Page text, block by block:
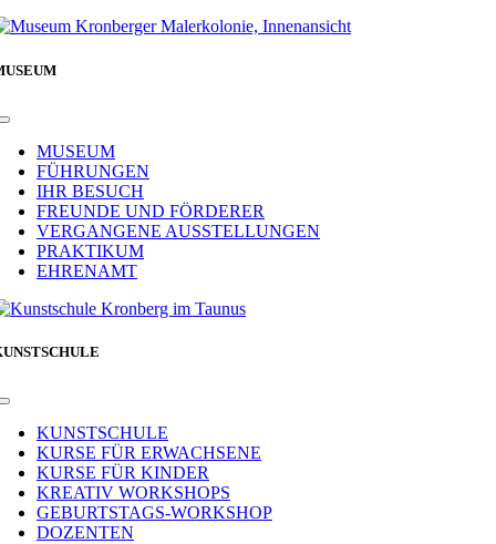
Toggle
NavigationMUSEUM
FÜHRUNGEN
IHR BESUCH
FREUNDE UND FÖRDERER
VERGANGENE AUSSTELLUNGEN
PRAKTIKUM
EHRENAMT
Toggle
NavigationKUNSTSCHULE
KURSE FÜR ERWACHSENE
KURSE FÜR KINDER
KREATIV WORKSHOPS
GEBURTSTAGS-WORKSHOP
DOZENTEN